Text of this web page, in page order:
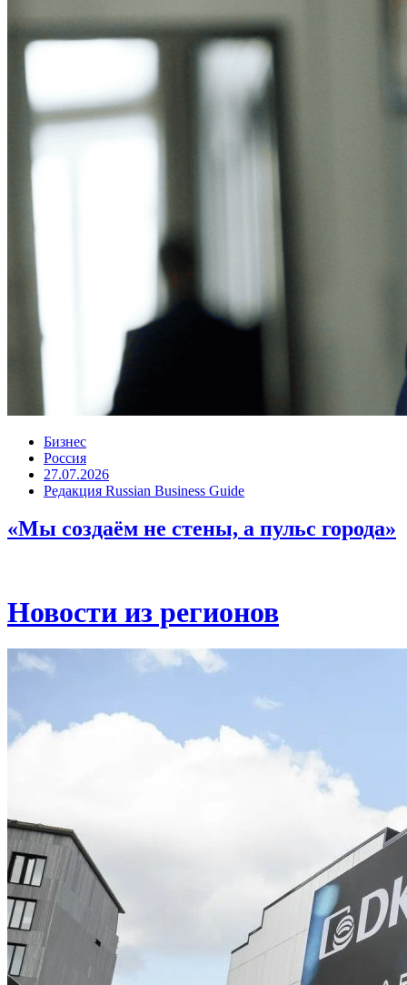
Бизнес
Россия
27.07.2026
Редакция Russian Business Guide
«Мы создаём не стены, а пульс города»
Новости из регионов